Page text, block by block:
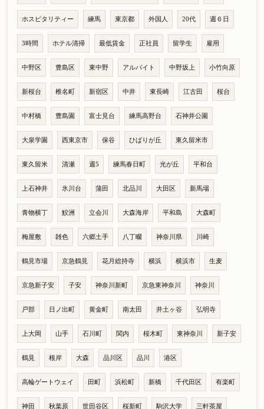
ホスピタリティー 練馬 東京都 外国人 20代 週６日
3時間 ホテル清掃 最低賃金 正社員 留学生 雇用
中野区 豊島区 東中野 アルバイト 中野坂上 小竹向原
新桜台 椎名町 新宿区 中井 東長崎 江古田 桜台
中村橋 豊島園 富士見台 練馬高野台 石神井公園
大泉学園 西東京市 保谷 ひばりが丘 東久留米市
東久留米 清瀬 週5 練馬春日町 光が丘 平和台
上石神井 氷川台 蒲田 北品川 大田区 新馬場
青物横丁 鮫洲 立会川 大森海岸 平和島 大森町
梅屋敷 雑色 六郷土手 八丁畷 神奈川県 川崎
鶴見市場 京急鶴見 花月総持寺 横浜 横浜市 生麦
京急新子安 子安 神奈川新町 京急東神奈川 神奈川
戸部 日ノ出町 黄金町 南太田 井土ヶ谷 弘明寺
上大岡 山手 石川町 関内 桜木町 東神奈川 新子安
鶴見 根岸 大森 品川区 品川 港区
高輪ゲートウェイ 田町 浜松町 新橋 千代田区 有楽町
神田 秋葉原 世田谷区 桜新町 駒沢大学 三軒茶屋